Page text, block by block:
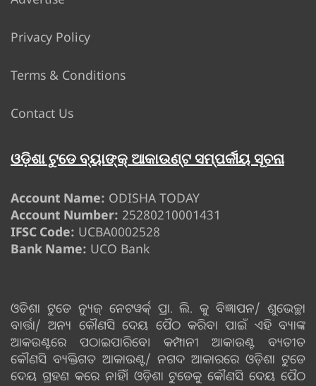
Privacy Policy
Terms & Conditions
Contact Us
ଓଡ଼ିଶା ଟୁଡେ ବ୍ୟାଙ୍କ୍ ଆକାଉଣ୍ଟ ସମ୍ପର୍କୀୟ ସୂଚନା
Account Name: ODISHA TODAY
Account Number: 25280210001431
IFSC Code: UCBA0002528
Bank Name: UCO Bank
ଓଡିଶା ଟୁଡେ ନ୍ୟୁଜ୍ ନେଟୱର୍କ୍ ପ୍ରା. ଲି. କୁ ବିଜ୍ଞାପନ/ ଶୁଭେଚ୍ଛା
ବାର୍ତ୍ତା/ ଅନ୍ୟ କୌଣସି ଦେୟ ପୈଠ କରିବା ପାଇଁ ଏହି ବ୍ୟାଙ୍କ
ଆକଉଣ୍ଟରେ ପଠାଇପାରିବେ। କମ୍ପାନୀ ଆକାଉଣ୍ଟ ବ୍ୟତୀତ
କୌଣସି ବ୍ୟକ୍ତିଗତ ଆକାଉଣ୍ଟ/ ନଗଦ ଆକାରରେ ଓଡ଼ିଶା ଟୁଡେ
ଦେୟ ଗ୍ରହଣ କରେ ନାହିଁ। ଓଡ଼ିଶା ଟୁଡେକୁ କୌଣସି ଦେୟ ପୈଠ